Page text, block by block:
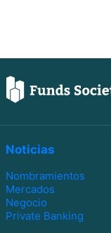
Noticias
Nombramientos
Mercados
Negocio
Private Banking